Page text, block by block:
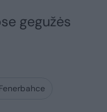
gegužės